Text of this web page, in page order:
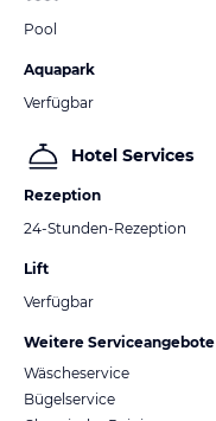
Pool
Aquapark
Verfügbar
Hotel Services
Rezeption
24-Stunden-Rezeption
Lift
Verfügbar
Weitere Serviceangebote
Wäscheservice
Bügelservice